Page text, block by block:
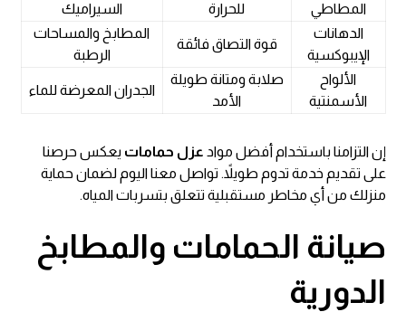
المطاطي
للحرارة
السيراميك
الدهانات
الإيبوكسية
قوة التصاق فائقة
المطابخ والمساحات
الرطبة
الألواح
الأسمنتية
صلابة ومتانة طويلة
الأمد
الجدران المعرضة للماء
إن التزامنا باستخدام أفضل مواد عزل حمامات يعكس حرصنا
على تقديم خدمة تدوم طويلاً. تواصل معنا اليوم لضمان حماية
منزلك من أي مخاطر مستقبلية تتعلق بتسربات المياه.
صيانة الحمامات والمطابخ
الدورية